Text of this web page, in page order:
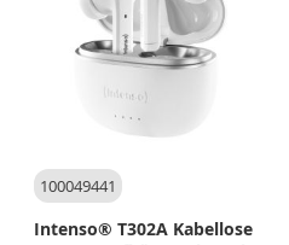
100049441
Intenso® T302A Kabellose